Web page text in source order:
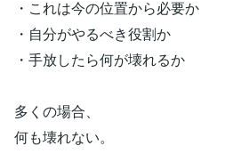
・これは今の位置から必要か
・自分がやるべき役割か
・手放したら何が壊れるか
多くの場合、
何も壊れない。